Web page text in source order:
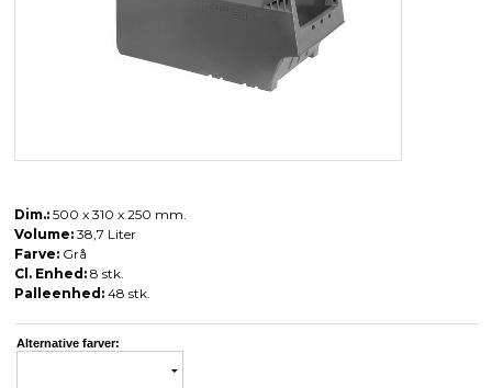
Dim.:500 x 310 x 250 mm.
Volume:38,7 Liter
Farve:Grå
Cl. Enhed:8 stk.
Palleenhed: 48 stk.
Alternative farver: